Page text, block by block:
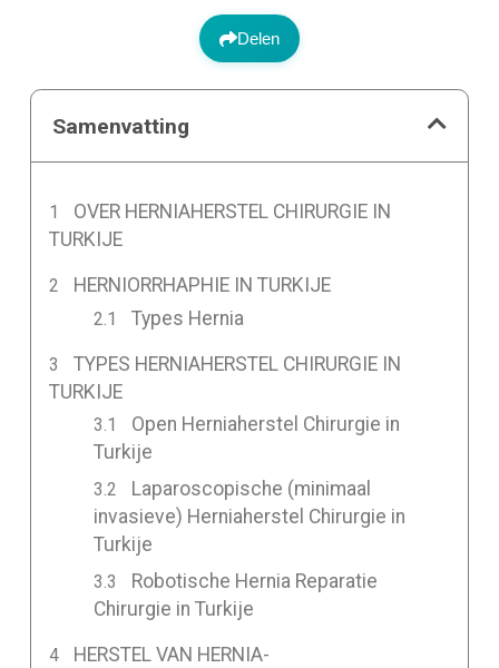
Delen
Samenvatting
OVER HERNIAHERSTEL CHIRURGIE IN
TURKIJE
HERNIORRHAPHIE IN TURKIJE
Types Hernia
TYPES HERNIAHERSTEL CHIRURGIE IN
TURKIJE
Open Herniaherstel Chirurgie in
Turkije
Laparoscopische (minimaal
invasieve) Herniaherstel Chirurgie in
Turkije
Robotische Hernia Reparatie
Chirurgie in Turkije
HERSTEL VAN HERNIA-